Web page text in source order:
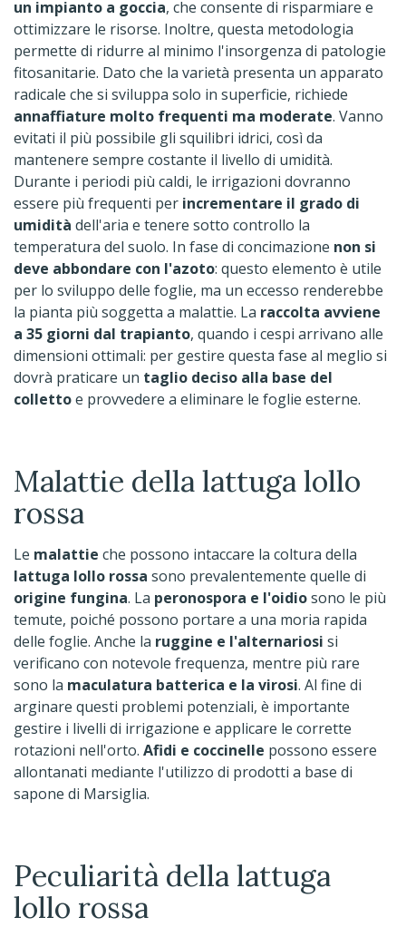
un impianto a goccia, che consente di risparmiare e
ottimizzare le risorse. Inoltre, questa metodologia
permette di ridurre al minimo l'insorgenza di patologie
fitosanitarie. Dato che la varietà presenta un apparato
radicale che si sviluppa solo in superficie, richiede
annaffiature molto frequenti ma moderate. Vanno
evitati il più possibile gli squilibri idrici, così da
mantenere sempre costante il livello di umidità.
Durante i periodi più caldi, le irrigazioni dovranno
essere più frequenti per incrementare il grado di
umidità dell'aria e tenere sotto controllo la
temperatura del suolo. In fase di concimazione non si
deve abbondare con l'azoto: questo elemento è utile
per lo sviluppo delle foglie, ma un eccesso renderebbe
la pianta più soggetta a malattie. La raccolta avviene
a 35 giorni dal trapianto, quando i cespi arrivano alle
dimensioni ottimali: per gestire questa fase al meglio si
dovrà praticare un taglio deciso alla base del
collettoe provvedere a eliminare le foglie esterne.
Malattie della lattuga lollo
rossa
Le malattie che possono intaccare la coltura della
lattuga lollo rossa sono prevalentemente quelle di
origine fungina. La peronospora e l'oidiosono le più
temute, poiché possono portare a una moria rapida
delle foglie. Anche la ruggine e l'alternariosi si
verificano con notevole frequenza, mentre più rare
sono la maculatura batterica e la virosi. Al fine di
arginare questi problemi potenziali, è importante
gestire i livelli di irrigazione e applicare le corrette
rotazioni nell'orto. Afidi e coccinelle possono essere
allontanati mediante l'utilizzo di prodotti a base di
sapone di Marsiglia.
Peculiarità della lattuga
lollo rossa